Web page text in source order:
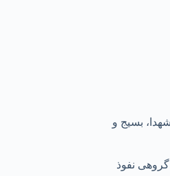
بسیج و
نفوذ